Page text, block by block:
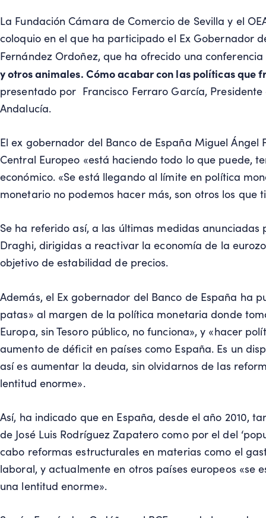
La Fundación Cámara de Comercio de Sevilla y el
coloquio en el que ha participado el Ex Gobernador
Fernández Ordoñez, que ha ofrecido una
y otros animales. Cómo acabar con las políticas que
presentado por Francisco Ferraro García,
Andalucía.
El ex gobernador del Banco de España Miguel Ángel
Central Europeo «está haciendo todo lo que puede,
económico. «Se está llegando al límite en política
monetario no podemos hacer más, son otros los que
Se ha referido así, a las últimas medidas anunciadas
Draghi, dirigidas a reactivar la economía de la
objetivo de estabilidad de precios.
Además, el Ex gobernador del Banco de España ha
patas» al margen de la política monetaria donde
Europa, sin Tesoro público, no funciona», y «hacer
aumento de déficit en países como España. Es un
así es aumentar la deuda, sin olvidarnos de las
lentitud enorme».
Así, ha indicado que en España, desde el año 2010,
de José Luis Rodríguez Zapatero como por el del
cabo reformas estructurales en materias como el
laboral, y actualmente en otros países europeos «se
una lentitud enorme».